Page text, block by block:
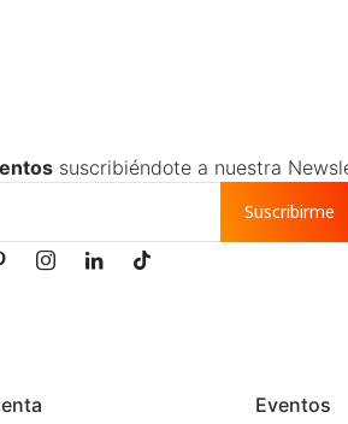
Eventos
suscribiéndote a nuestra
Suscribirme
  